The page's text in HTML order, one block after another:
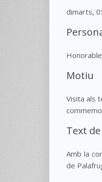
dimarts,
Motiu
Visita als
Text
Amb la
de